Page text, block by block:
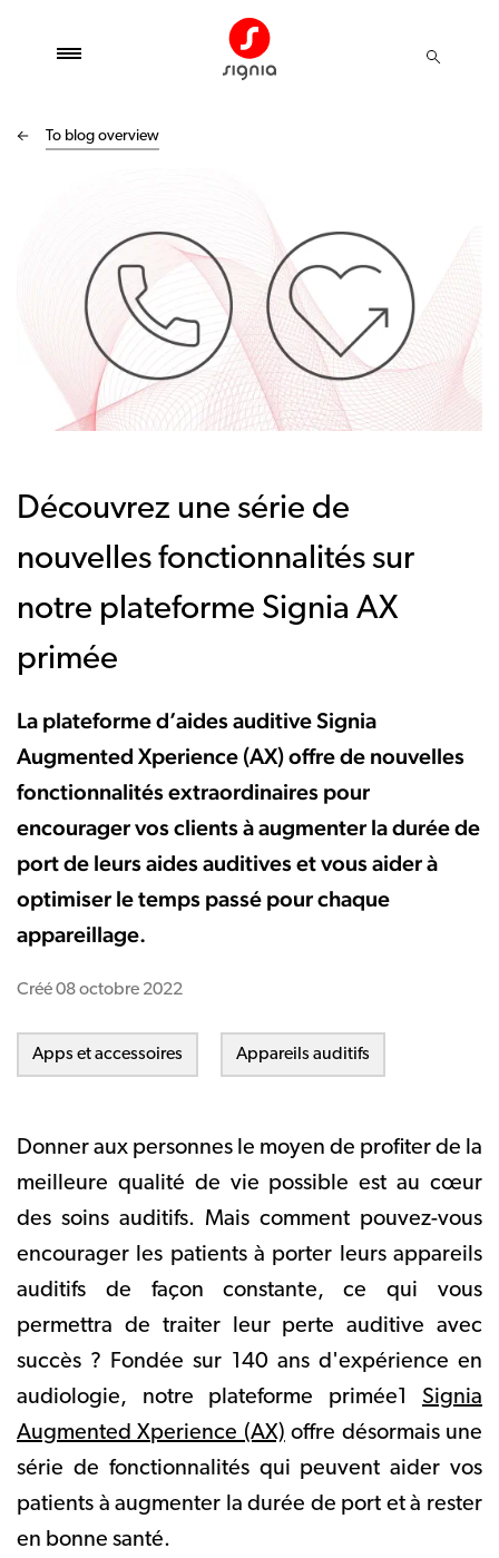
To blog overview
Découvrez une série de
nouvelles fonctionnalités sur
notre plateforme Signia AX
primée
La plateforme d’aides auditive Signia
Augmented Xperience (AX) offre de nouvelles
fonctionnalités extraordinaires pour
encourager vos clients à augmenter la durée de
port de leurs aides auditives et vous aider à
optimiser le temps passé pour chaque
appareillage.
Créé08 octobre 2022
Apps et accessoires Appareils auditifs
Donner aux personnes le moyen de profiter de la
meilleure qualité de vie possible est au cœur
des soins auditifs. Mais comment pouvez-vous
encourager les patients à porter leurs appareils
auditifs de façon constante, ce qui vous
permettra de traiter leur perte auditive avec
succès ? Fondée sur 140 ans d'expérience en
audiologie, notre plateforme primée1 Signia
Augmented Xperience (AX) offre désormais une
série de fonctionnalités qui peuvent aider vos
patients à augmenter la durée de port et à rester
en bonne santé.